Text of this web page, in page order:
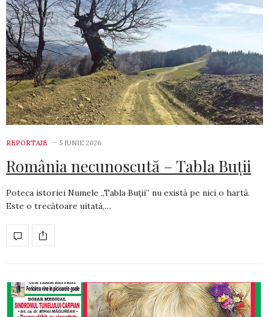
REPORTAJE 5 IUNIE 2026
România necunoscută – Tabla Buții
Poteca istoriei Numele „Tabla Buții” nu există pe nici o hartă.
Este o trecătoare uitată,…